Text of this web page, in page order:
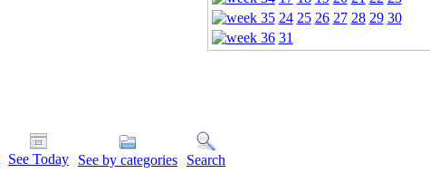
24 25 26 27 28 29 30
31
See Today See by categories
Search